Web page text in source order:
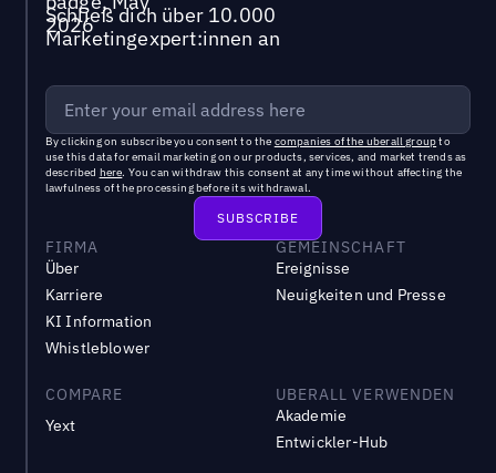
Schließ dich über 10.000
Marketingexpert:innen an
By clicking on subscribe you consent to the companies of the uberall groupto
use this data for email marketing on our products, services, and market trends as
described here. You can withdraw this consent at any time without affecting the
lawfulness of the processing before its withdrawal.
FIRMA
Über
Karriere
KI Information
Whistleblower
GEMEINSCHAFT
Ereignisse
Neuigkeiten und Presse
COMPARE
Yext
UBERALL VERWENDEN
Akademie
Entwickler-Hub